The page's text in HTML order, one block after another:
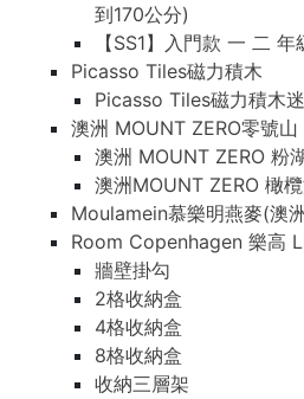
到170公分)
【SS1】入門款 一 二
Picasso Tiles磁力積木
Picasso Tiles磁力積木
澳洲 MOUNT ZERO零號山
澳洲 MOUNT ZERO 粉
澳洲MOUNT ZERO 橄
Moulamein慕樂明燕麥(澳
Room Copenhagen 樂高
牆壁掛勾
2格收納盒
4格收納盒
8格收納盒
收納三層架